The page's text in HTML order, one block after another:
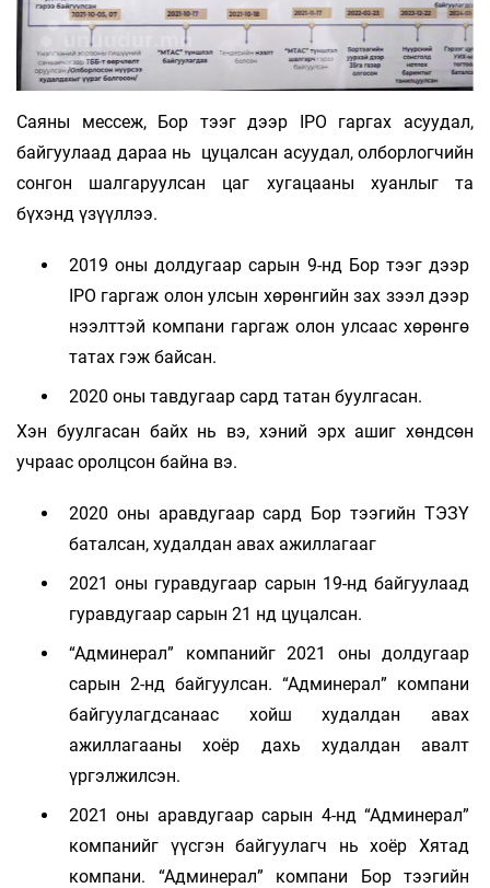
Саяны мессеж, Бор тээг дээр IPO гаргах асуудал,
байгуулаад дараа нь цуцалсан асуудал, олборлогчийн
сонгон шалгаруулсан цаг хугацааны хуанлыг та
бүхэнд үзүүллээ.
2019 оны долдугаар сарын 9-нд Бор тээг дээр
IPO гаргаж олон улсын хөрөнгийн зах зээл дээр
нээлттэй компани гаргаж олон улсаас хөрөнгө
татах гэж байсан.
2020 оны тавдугаар сард татан буулгасан.
Хэн буулгасан байх нь вэ, хэний эрх ашиг хөндсөн
учраас оролцсон байна вэ.
2020 оны аравдугаар сард Бор тээгийн ТЭЗҮ
баталсан, худалдан авах ажиллагааг
2021 оны гуравдугаар сарын 19-нд байгуулаад
гуравдугаар сарын 21 нд цуцалсан.
“Админерал” компанийг 2021 оны долдугаар
сарын 2-нд байгуулсан. “Админерал” компани
байгуулагдсанаас хойш худалдан авах
ажиллагааны хоёр дахь худалдан авалт
үргэлжилсэн.
2021 оны аравдугаар сарын 4-нд “Админерал”
компанийг үүсгэн байгуулагч нь хоёр Хятад
компани. “Админерал” компани Бор тээгийн